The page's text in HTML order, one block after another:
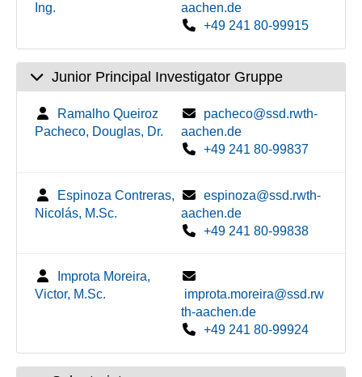
Ing.
aachen.de
+49 241 80-99915
Junior Principal Investigator Gruppe
Ramalho Queiroz
Pacheco, Douglas, Dr.
pacheco@ssd.rwth-
aachen.de
+49 241 80-99837
Espinoza Contreras,
Nicolás, M.Sc.
espinoza@ssd.rwth-
aachen.de
+49 241 80-99838
Improta Moreira,
Victor, M.Sc.
improta.moreira@ssd.rw
th-aachen.de
+49 241 80-99924